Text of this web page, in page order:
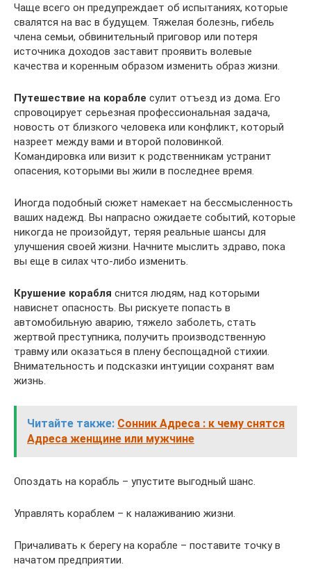
Чаще всего он предупреждает об испытаниях, которые
свалятся на вас в будущем. Тяжелая болезнь, гибель
члена семьи, обвинительный приговор или потеря
источника доходов заставит проявить волевые
качества и коренным образом изменить образ жизни.
Путешествие на корабле сулит отъезд из дома. Его
спровоцирует серьезная профессиональная задача,
новость от близкого человека или конфликт, который
назреет между вами и второй половинкой.
Командировка или визит к родственникам устранит
опасения, которыми вы жили в последнее время.
Иногда подобный сюжет намекает на бессмысленность
ваших надежд. Вы напрасно ожидаете событий, которые
никогда не произойдут, теряя реальные шансы для
улучшения своей жизни. Начните мыслить здраво, пока
вы еще в силах что-либо изменить.
Крушение корабля снится людям, над которыми
нависнет опасность. Вы рискуете попасть в
автомобильную аварию, тяжело заболеть, стать
жертвой преступника, получить производственную
травму или оказаться в плену беспощадной стихии.
Внимательность и подсказки интуиции сохранят вам
жизнь.
Читайте также: Сонник Адреса : к чему снятся
Адреса женщине или мужчине
Опоздать на корабль – упустите выгодный шанс.
Управлять кораблем – к налаживанию жизни.
Причаливать к берегу на корабле – поставите точку в
начатом предприятии.